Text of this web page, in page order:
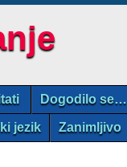
Dogodilo se…
jezik Zanimljivo